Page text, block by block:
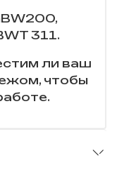
311.
ли ваш
чтобы